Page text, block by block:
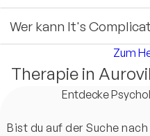
Wer kann It's
Zum
Therapie in
Entdecke
Bist du auf der Suche